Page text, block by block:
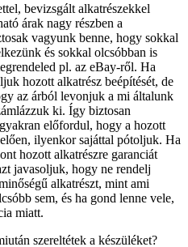
bevizsgált alkatrészekkel
árak nagy részben a
vagyunk benne, hogy sokkal
és sokkal olcsóbban is
pl. az eBay-ről. Ha
hozott alkatrész beépítését, de
az árból levonjuk a mi általunk
ki. Így biztosan
előfordul, hogy a hozott
ilyenkor sajáttal pótoljuk. Ha
hozott alkatrészre garanciát
javasoljuk, hogy ne rendelj
alkatrészt, mint ami
sem, és ha gond lenne vele,
miatt.
szereltétek a készüléket?